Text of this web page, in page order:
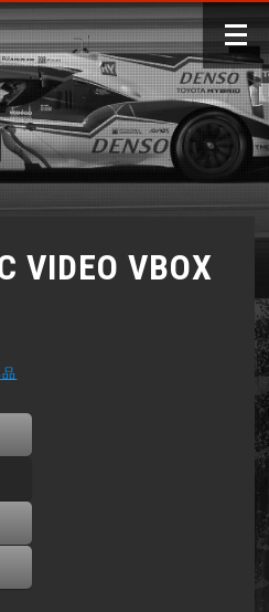
VIDEO VBOX